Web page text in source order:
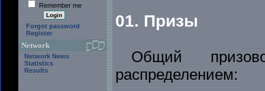
Remember me
Forgot password
Register
Network
Network News
Statistics
Results
01. Призы
Общий
распределением: